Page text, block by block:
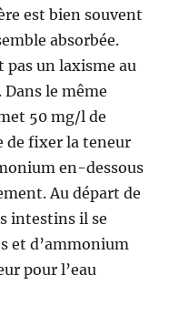
est bien souvent
absorbée.
pas un laxisme au
le même
50 mg/l de
de fixer la teneur
en-dessous
Au départ de
intestins il se
et d’ammonium
pour l’eau